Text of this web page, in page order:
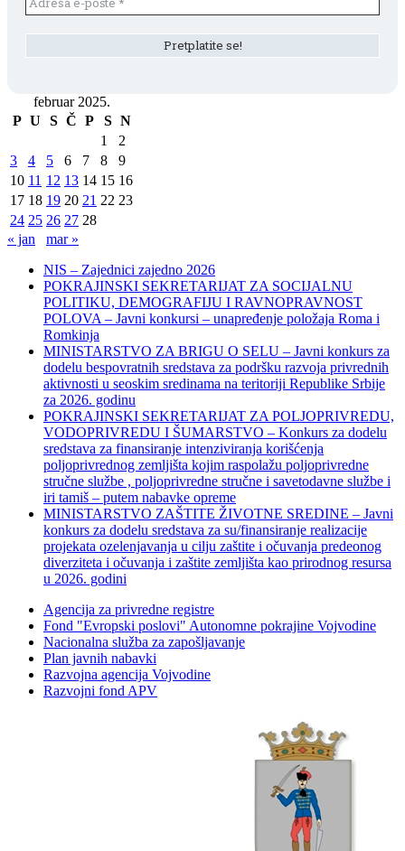
februar 2025.
P U S Č P S N
1
2
3
4 5 6 7 8
9
10 11 12 13 14 15 16
17 18 19 20 21 22 23
24 25 26 27 28
« jan
mar »
NIS – Zajednici zajedno 2026
POKRAJINSKI SEKRETARIJAT ZA SOCIJALNU
POLITIKU, DEMOGRAFIJU I RAVNOPRAVNOST
POLOVA – Javni konkursi – unapređenje položaja Roma i
Romkinja
MINISTARSTVO ZA BRIGU O SELU – Javni konkurs za
dodelu bespovratnih sredstava za podršku razvoja privrednih
aktivnosti u seoskim sredinama na teritoriji Republike Srbije
za 2026. godinu
POKRAJINSKI SEKRETARIJAT ZA POLJOPRIVREDU,
VODOPRIVREDU I ŠUMARSTVO – Konkurs za dodelu
sredstava za finansiranje intenziviranja korišćenja
poljoprivrednog zemljišta kojim raspolažu poljoprivredne
stručne službe , poljoprivredne stručne i savetodavne službe i
iri tamiš ‒ putem nabavke opreme
MINISTARSTVO ZAŠTITE ŽIVOTNE SREDINE – Javni
konkurs za dodelu sredstava za su/finansiranje realizacije
projekata ozelenjavanja u cilju zaštite i očuvanja predeonog
diverziteta i očuvanja i zaštite zemljišta kao prirodnog resursa
u 2026. godini
Agencija za privredne registre
Fond "Evropski poslovi" Autonomne pokrajine Vojvodine
Nacionalna služba za zapošljavanje
Plan javnih nabavki
Razvojna agencija Vojvodine
Razvojni fond APV